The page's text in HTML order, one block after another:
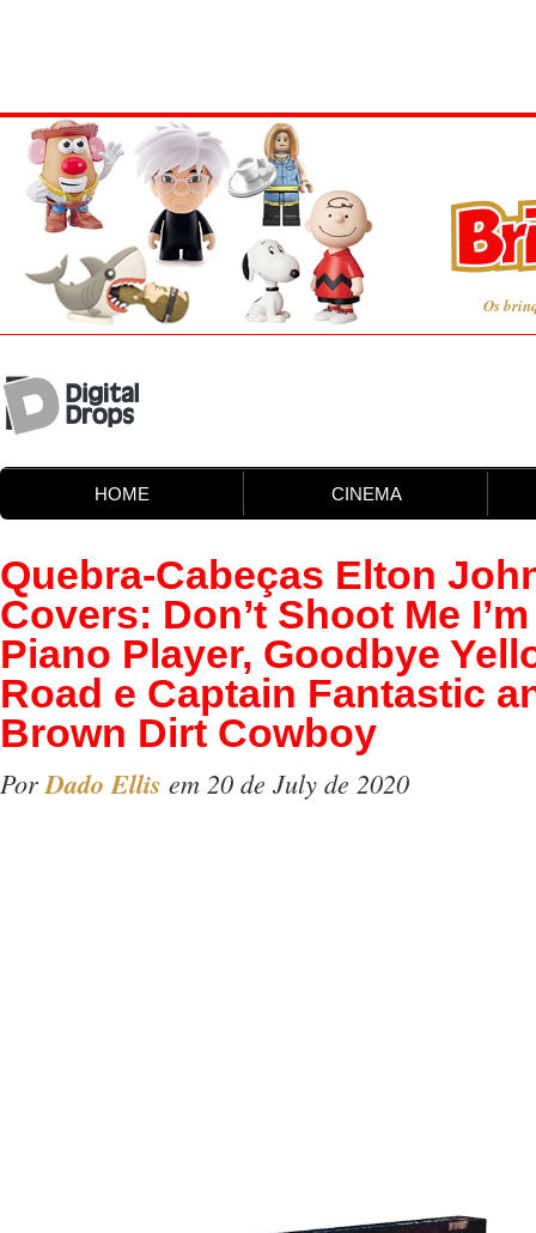
Os
HOME CINEMA
Quebra-Cabeças Elton
Covers: Don’t Shoot Me
Piano Player, Goodbye
Road e Captain Fantastic
Brown Dirt Cowboy
PorDado Ellis em 20 de July de 2020